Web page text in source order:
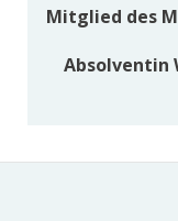
Mitglied des
Absolventin